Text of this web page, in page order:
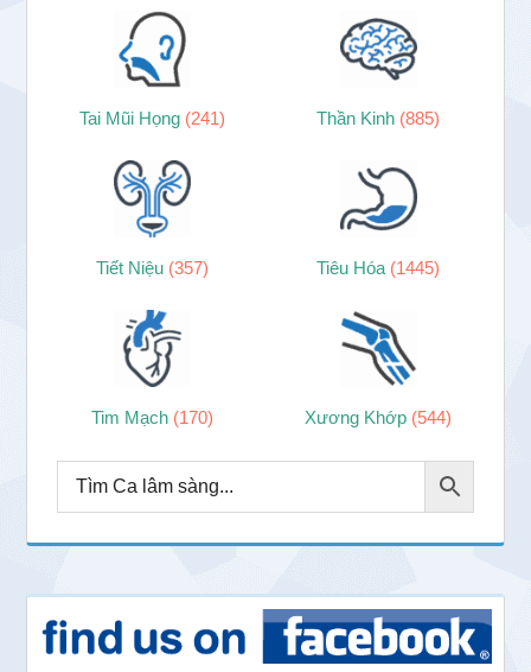
Tai Mũi Họng (241) Thần Kinh (885)
Tiết Niệu (357) Tiêu Hóa (1445)
Tim Mạch (170) Xương Khớp (544)